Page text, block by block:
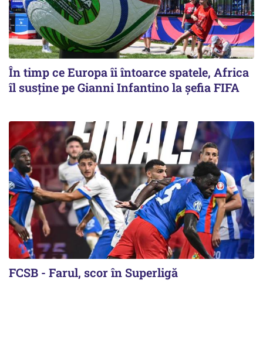
În timp ce Europa îi întoarce spatele, Africa
îl susține pe Gianni Infantino la șefia FIFA
FCSB - Farul, scor în Superligă